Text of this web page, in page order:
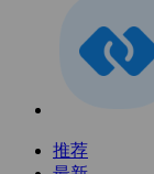
推荐